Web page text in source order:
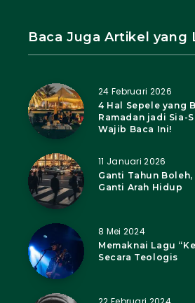
Baca Juga Artikel yang
24 Februari 2026
4 Hal Sepele yang
Ramadan jadi Sia-
Wajib Baca Ini!
11 Januari 2026
Ganti Tahun
Ganti Arah Hidup
8 Mei 2024
Memaknai Lagu
Secara Teologis